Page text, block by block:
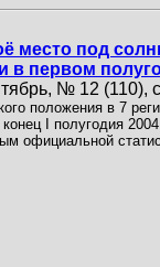
место под
в первом
№ 12 (110),
положения в 7
I полугодия 2004
официальной